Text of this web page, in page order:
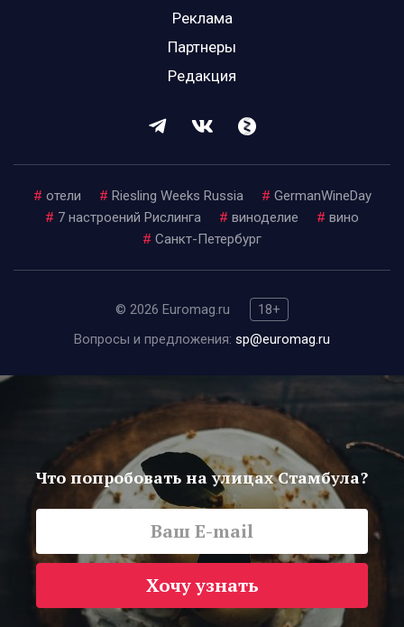
Реклама
Партнеры
Редакция
# отели # Riesling Weeks Russia # GermanWineDay
# 7 настроений Рислинга # виноделие # вино
# Санкт-Петербург
© 2026 Euromag.ru
18+
Вопросы и предложения: sp@euromag.ru
Что попробовать на улицах Стамбула?
Хочу узнать